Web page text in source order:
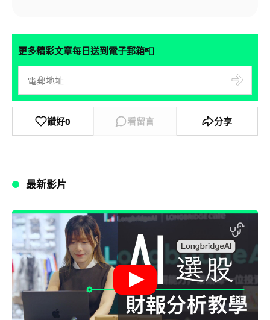
更多精彩文章每日送到電子郵箱📮
讚好0 看留言 分享
最新影片